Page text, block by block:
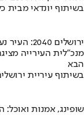
בשיתוף יונדאי מבית
ירושלים 2040: העיר נערכת ל- 1.5 מליון תושבים
מנכ"לית העירייה
הבא
בשיתוף עיריית
שופינג, אמנות